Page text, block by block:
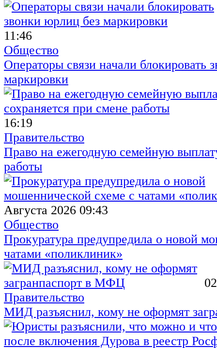
11:46
Общество
Операторы связи начали блокировать
маркировки
16:19
Правительство
Право на ежегодную семейную
работы
Августа 2026 09:43
Общество
Прокуратура предупредила о новой
чатами «поликлиник»
Правительство
МИД разъяснил, кому не оформят